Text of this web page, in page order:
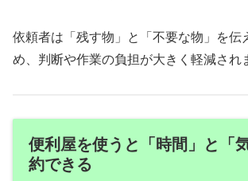
依頼者は「残す物」と「不要な物」を伝
め、判断や作業の負担が大きく軽減され
便利屋を使うと「時間」と「
約できる